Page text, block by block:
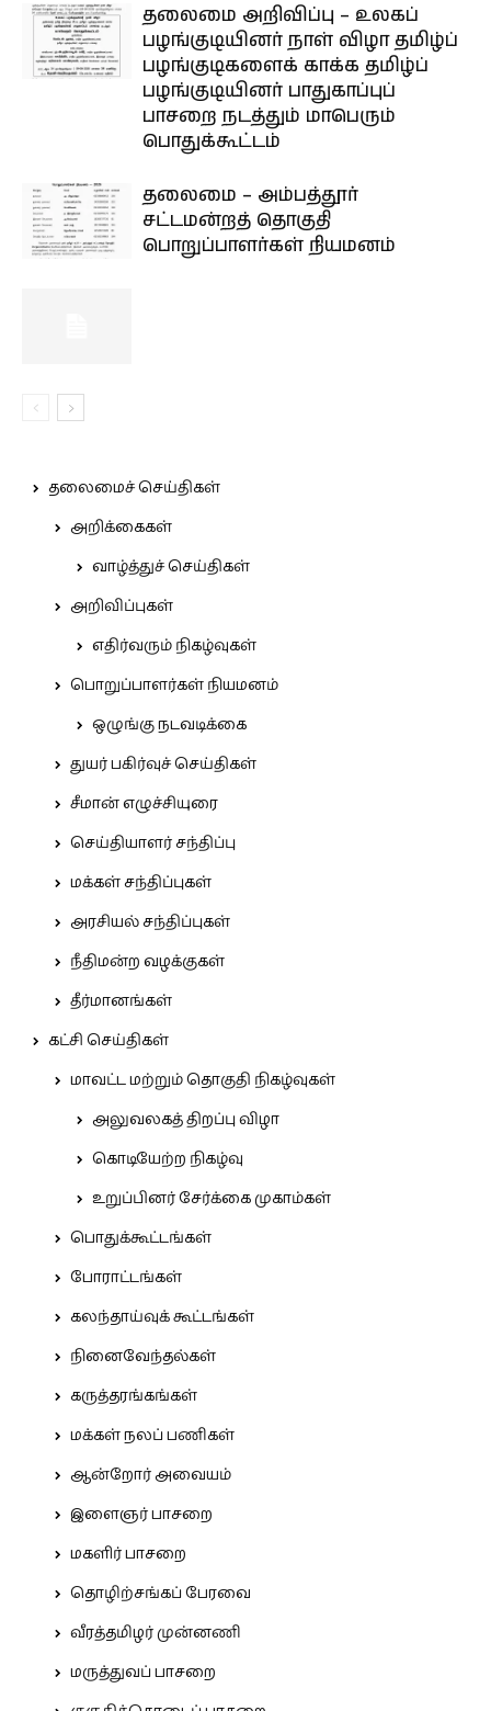
தலைமை அறிவிப்பு – உலகப்
பழங்குடியினர் நாள் விழா தமிழ்ப்
பழங்குடிகளைக் காக்க தமிழ்ப்
பழங்குடியினர் பாதுகாப்புப்
பாசறை நடத்தும் மாபெரும்
பொதுக்கூட்டம்
தலைமை – அம்பத்தூர்
சட்டமன்றத் தொகுதி
பொறுப்பாளர்கள் நியமனம்
தலைமைச் செய்திகள்
அறிக்கைகள்
வாழ்த்துச் செய்திகள்
அறிவிப்புகள்
எதிர்வரும் நிகழ்வுகள்
பொறுப்பாளர்கள் நியமனம்
ஒழுங்கு நடவடிக்கை
துயர் பகிர்வுச் செய்திகள்
சீமான் எழுச்சியுரை
செய்தியாளர் சந்திப்பு
மக்கள் சந்திப்புகள்
அரசியல் சந்திப்புகள்
நீதிமன்ற வழக்குகள்
தீர்மானங்கள்
கட்சி செய்திகள்
மாவட்ட மற்றும் தொகுதி நிகழ்வுகள்
அலுவலகத் திறப்பு விழா
கொடியேற்ற நிகழ்வு
உறுப்பினர் சேர்க்கை முகாம்கள்
பொதுக்கூட்டங்கள்
போராட்டங்கள்
கலந்தாய்வுக் கூட்டங்கள்
நினைவேந்தல்கள்
கருத்தரங்கங்கள்
மக்கள் நலப் பணிகள்
ஆன்றோர் அவையம்
இளைஞர் பாசறை
மகளிர் பாசறை
தொழிற்சங்கப் பேரவை
வீரத்தமிழர் முன்னணி
மருத்துவப் பாசறை